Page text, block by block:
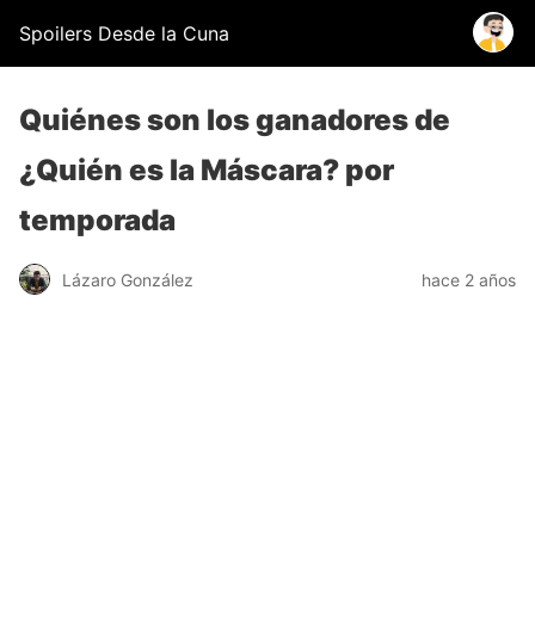
Spoilers Desde la Cuna
Quiénes son los ganadores de
¿Quién es la Máscara? por
temporada
Lázaro González hace 2 años